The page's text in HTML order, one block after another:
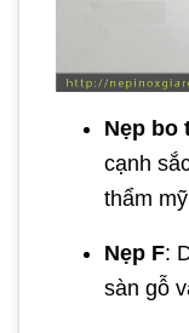
Nẹp bo
cạnh
thẩm
Nẹp F:
sàn gỗ